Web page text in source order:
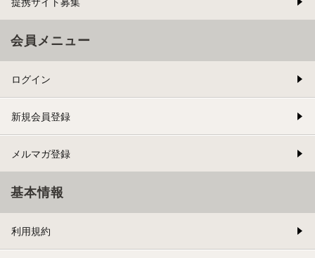
提携サイト募集
会員メニュー
ログイン
新規会員登録
メルマガ登録
基本情報
利用規約